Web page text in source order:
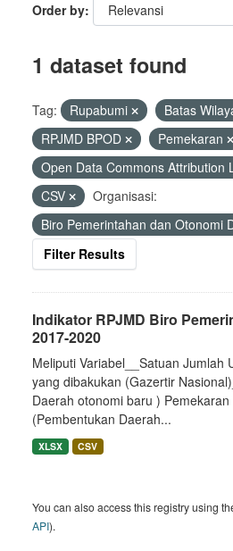
Order by
1 dataset found
Tag: Rupabumi Batas
RPJMD BPOD
Pemekaran
Open Data Commons Attribution
CSV
Organisasi:
Biro Pemerintahan dan Otonomi
Filter Results
Indikator RPJMD Biro
2017-2020
Meliputi Variabel__Satuan Jumlah
yang dibakukan (Gazertir
Daerah otonomi baru )
(Pembentukan Daerah...
XLSX CSV
You can also access this registry using
API).